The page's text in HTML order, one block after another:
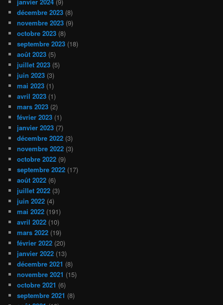
décembre 2023 (8)
novembre 2023 (9)
octobre 2023 (8)
septembre 2023 (18)
août 2023 (5)
juillet 2023 (5)
juin 2023 (3)
mai 2023 (1)
avril 2023 (1)
mars 2023 (2)
février 2023 (1)
janvier 2023 (7)
décembre 2022 (3)
novembre 2022 (3)
octobre 2022 (9)
septembre 2022 (17)
août 2022 (6)
juillet 2022 (3)
juin 2022 (4)
mai 2022 (191)
avril 2022 (10)
mars 2022 (19)
février 2022 (20)
janvier 2022 (13)
décembre 2021 (8)
novembre 2021 (15)
octobre 2021 (6)
septembre 2021 (8)